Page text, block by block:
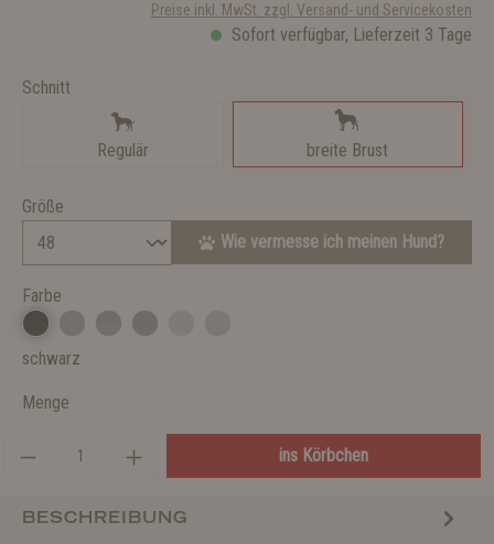
Preise inkl. MwSt. zzgl. Versand- und Servicekosten
Sofort verfügbar, Lieferzeit 3 Tage
Schnitt
Regulär breite Brust
Größe
Wie vermesse ich meinen Hund?
Farbe
schwarz
Menge
ins Körbchen
BESCHREIBUNG